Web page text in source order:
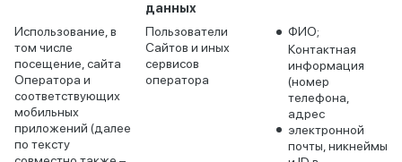
данных
Использование, в
том числе
посещение, сайта
Оператора и
соответствующих
мобильных
приложений (далее
по тексту
Пользователи
Сайтов и иных
сервисов
оператора
ФИО;
Контактная
информация
(номер
телефона,
адрес
электронной
почты, никнеймы